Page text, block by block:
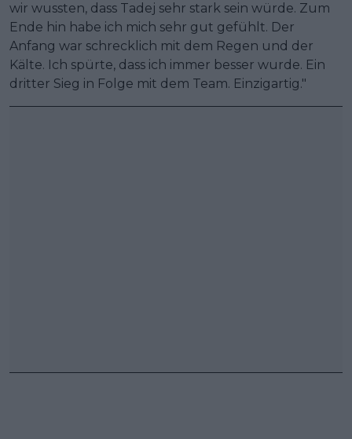
wir wussten, dass Tadej sehr stark sein würde. Zum
Ende hin habe ich mich sehr gut gefühlt. Der
Anfang war schrecklich mit dem Regen und der
Kälte. Ich spürte, dass ich immer besser wurde. Ein
dritter Sieg in Folge mit dem Team. Einzigartig."